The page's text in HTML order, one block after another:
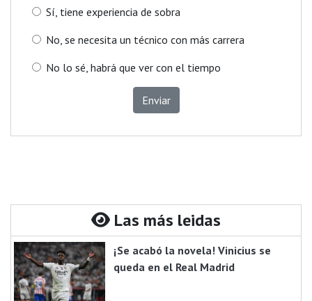
Sí, tiene experiencia de sobra
No, se necesita un técnico con más carrera
No lo sé, habrá que ver con el tiempo
Enviar
Las más leidas
¡Se acabó la novela! Vinicius se
queda en el Real Madrid